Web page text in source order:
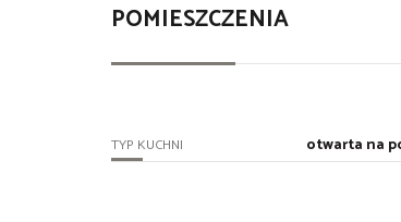
POMIESZCZENIA
TYP KUCHNI otwarta na